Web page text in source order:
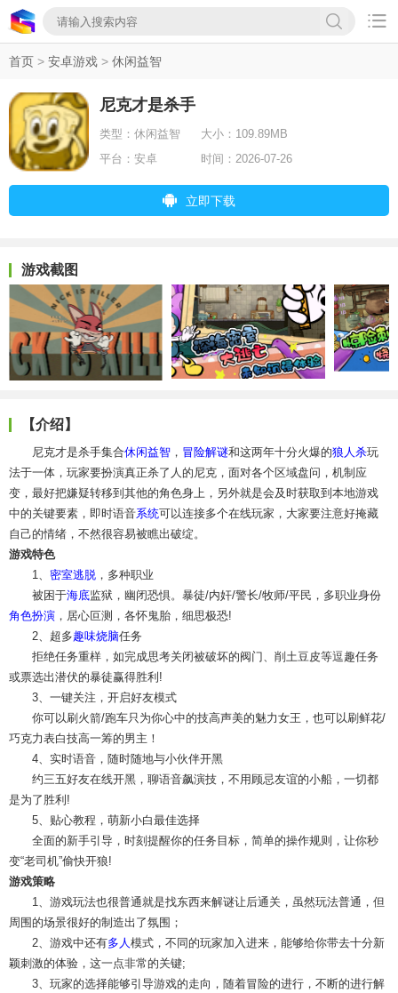

首页 > 安卓游戏 > 休闲益智
尼克才是杀手
类型： 休闲益智 大小： 109.89MB
平台： 安卓 时间： 2026-07-26
立即下载
游戏截图
【介绍】
尼克才是杀手集合休闲益智 ， 冒险解谜和这两年十分火爆的狼人杀玩
法于一体，玩家要扮演真正杀了人的尼克，面对各个区域盘问，机制应
变，最好把嫌疑转移到其他的角色身上，另外就是会及时获取到本地游戏
中的关键要素，即时语音系统可以连接多个在线玩家，大家要注意好掩藏
自己的情绪，不然很容易被瞧出破绽。
游戏特色
1、 密室逃脱 ，多种职业
被困于海底监狱，幽闭恐惧。暴徒/内奸/警长/牧师/平民，多职业身份
角色扮演 ，居心叵测，各怀鬼胎，细思极恐!
2、超多趣味烧脑任务
拒绝任务重样，如完成思考关闭被破坏的阀门、削土豆皮等逗趣任务
或票选出潜伏的暴徒赢得胜利!
3、一键关注，开启好友模式
你可以刷火箭/跑车只为你心中的技高声美的魅力女王，也可以刷鲜花/
巧克力表白技高一筹的男主！
4、实时语音，随时随地与小伙伴开黑
约三五好友在线开黑，聊语音飙演技，不用顾忌友谊的小船，一切都
是为了胜利!
5、贴心教程，萌新小白最佳选择
全面的新手引导，时刻提醒你的任务目标，简单的操作规则，让你秒
变“老司机”偷快开狼!
游戏策略
1、游戏玩法也很普通就是找东西来解谜让后通关，虽然玩法普通，但
周围的场景很好的制造出了氛围；
2、游戏中还有多人 模式，不同的玩家加入进来，能够给你带去十分新
颖刺激的体验，这一点非常的关键;
3、玩家的选择能够引导游戏的走向，随着冒险的进行，不断的进行解